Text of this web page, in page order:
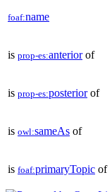
foaf:name
is prop-es:anteriorof
is prop-es:posteriorof
is owl:sameAs of
is foaf:primaryTopic of